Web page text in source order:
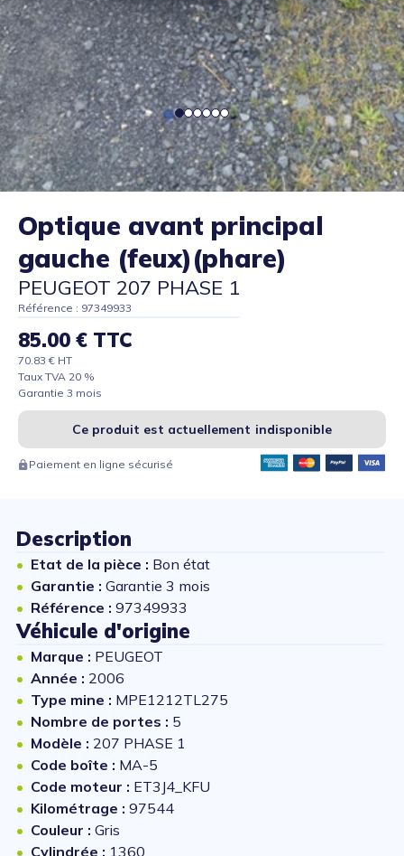
Optique avant principal
gauche (feux)(phare)
PEUGEOT 207 PHASE 1
Référence : 97349933
85.00 € TTC
70.83 € HT
Taux TVA 20 %
Garantie 3 mois
Ce produit est actuellement indisponible
Paiement en ligne sécurisé
Description
Etat de la pièce : Bon état
Garantie : Garantie 3 mois
Référence : 97349933
Véhicule d'origine
Marque : PEUGEOT
Année : 2006
Type mine : MPE1212TL275
Nombre de portes : 5
Modèle : 207 PHASE 1
Code boîte : MA-5
Code moteur : ET3J4_KFU
Kilométrage : 97544
Couleur : Gris
Cylindrée : 1360